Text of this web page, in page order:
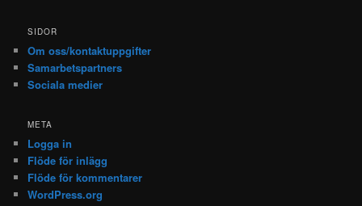
SIDOR
Om oss/kontaktuppgifter
Samarbetspartners
Sociala medier
META
Logga in
Flöde för inlägg
Flöde för kommentarer
WordPress.org